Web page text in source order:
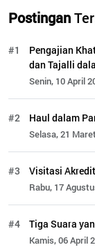
Postingan
#1
Pengajian
dan Tajalli
Senin, 10 April
#2 Haul dalam
Selasa, 21
#3 Visitasi
Rabu, 17
#4 Tiga Suara
Kamis, 06 April